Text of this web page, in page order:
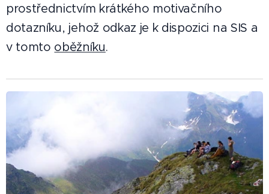
prostřednictvím krátkého motivačního
dotazníku, jehož odkaz je k dispozici na SIS a
v tomto oběžníku.